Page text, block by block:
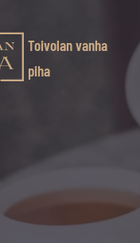
Toivolan vanha
piha